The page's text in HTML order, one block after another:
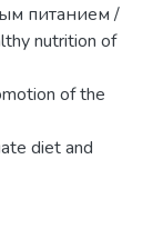
питанием /
nutrition of
of the
diet and